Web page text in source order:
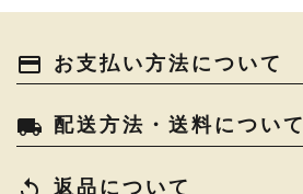
payment お支払い方法について
local_shipping 配送方法・送料について
返品について